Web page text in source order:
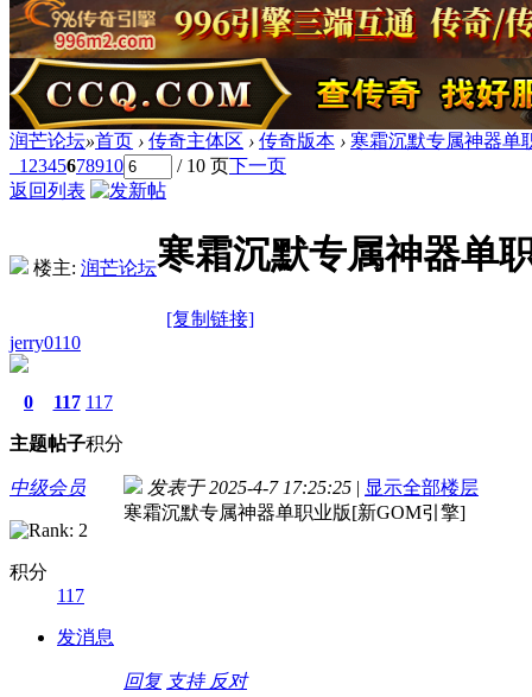
润芒论坛»首页 › 传奇主体区 › 传奇版本 › 寒霜沉默专属神器单
1 2345678910 / 10 页下一页
返回列表
楼主: 润芒论坛寒霜沉默专属神器单
[复制链接]
jerry0110
0
主题
117
帖子
117
积分
中级会员
积分
117
发消息
发表于 2025-4-7 17:25:25 | 显示全部楼层
寒霜沉默专属神器单职业版[新GOM引擎]
回复 支持 反对